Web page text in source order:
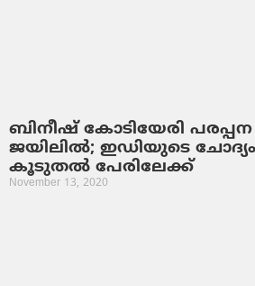
ബിനീഷ് കോടിയേരി
ജയിലില്‍; ഇഡിയുടെ
കൂടുതല്‍ പേരിലേക്ക്
November 13, 2020